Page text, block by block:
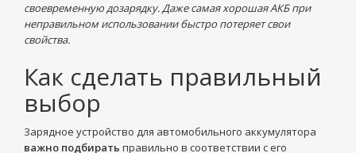
своевременную дозарядку. Даже самая хорошая АКБ при
неправильном использовании быстро потеряет свои
свойства.
Как сделать правильный
выбор
Зарядное устройство для автомобильного аккумулятора
важно подбирать правильно в соответствии с его